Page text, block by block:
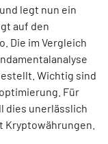
legt nun ein
auf den
Die im Ver­gleich
Wichtig sind
Für
dies unerlässlich